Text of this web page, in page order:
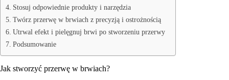
Stosuj odpowiednie produkty i narzędzia
Twórz przerwę w brwiach z precyzją i ostrożnością
Utrwal efekt i pielęgnuj brwi po stworzeniu przerwy
Podsumowanie
Jak stworzyć przerwę w brwiach?